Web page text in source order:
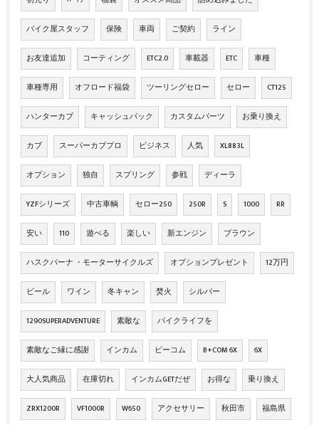
バイク屋スタッフ 保険 車両 ご契約 ライン
お友達追加 コーティング ETC2.0 車載器 ETC 車種
車種専用 オフロード福袋 ツーリングセロー セロー CT125
ハンターカブ キャッシュバック カスタムパーツ お乗り換え
カブ スーパーカブプロ ビジネス 人気 XL883L
オプション 独自 スプリング 参戦 ディーラ
YZFシリーズ 中古車輌 セロー250 250R S 1000 RR
安い 110 遊べる 楽しい 新エンジン ブラウン
ハスクバーナ ・モーターサイクルズ オプションプレゼント 12万円
ビール ワイン 冬キャン 焚火 シルバー
1290SUPERADVENTURE 素敵な バイクライフを
素敵なご縁に感謝 インカム ビーコム B+COM 6X 6X
大人気商品 在庫切れ インカムGETだぜ お得な 乗り換え
ZRX1200R VF1000R W650 アクセサリー 秋田市 福島県